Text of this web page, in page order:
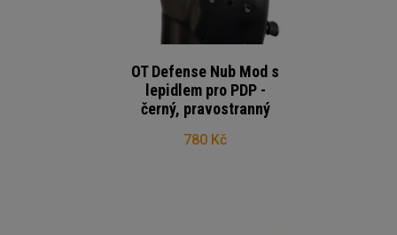
OT Defense Nub Mod s
lepidlem pro PDP -
černý, pravostranný
780 Kč